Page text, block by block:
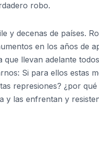
robo.
y decenas de países.
en los años de
llevan adelante
Si para ellos estas
represiones? ¿por
y las enfrentan y